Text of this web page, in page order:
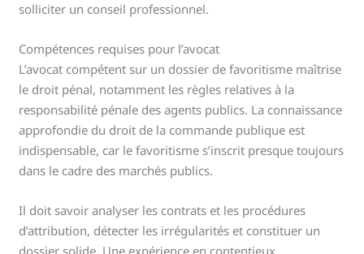
solliciter un conseil professionnel.
Compétences requises pour l’avocat
L’avocat compétent sur un dossier de favoritisme maîtrise
le droit pénal, notamment les règles relatives à la
responsabilité pénale des agents publics. La connaissance
approfondie du droit de la commande publique est
indispensable, car le favoritisme s’inscrit presque toujours
dans le cadre des marchés publics.
Il doit savoir analyser les contrats et les procédures
d’attribution, détecter les irrégularités et constituer un